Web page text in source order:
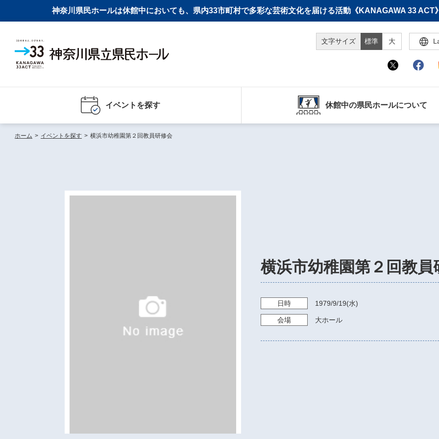
神奈川県民ホールは休館中においても、県内33市町村で多彩な芸術文化を届ける活動《KANAGAWA 33
文字サイズ 標準 大
イベントを探す 休館中の県民ホールについて
ホーム > イベントを探す > 横浜市幼稚園第２回教員研修会
横浜市幼稚園第２回教員
日時 1979/9/19(水)
会場 大ホール